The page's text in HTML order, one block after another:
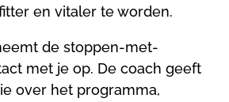
en vitaler te worden.
de stoppen-met-
met je op. De coach geeft
over het programma,